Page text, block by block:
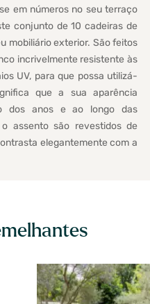
em números no seu terraço
conjunto de 10 cadeiras de
mobiliário exterior. São feitos
incrivelmente resistente às
UV, para que possa utilizá-
que a sua aparência
dos anos e ao longo das
assento são revestidos de
elegantemente com a